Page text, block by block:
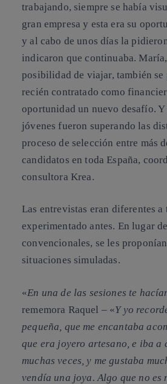
trabajando, siempre se había
gran empresa y esta era su
y al cabo de unos días la
indicaron que continuaba.
posibilidad de viajar, también se
recién contratado como
oportunidad un nuevo desafío. Y
jóvenes fueron superando las
proceso de selección entre más
candidatos en toda España,
consultora Krea.
Las entrevistas eran diferentes
experimentado antes. En lugar
convencionales, se les
situaciones simuladas.
«En una de las sesiones te
rememora Raquel – «Y yo
pequeña, que me encantaba
que era joyero artesano, e iba a
muchas veces, y me gustaba
vendía una joya. Algo que no es